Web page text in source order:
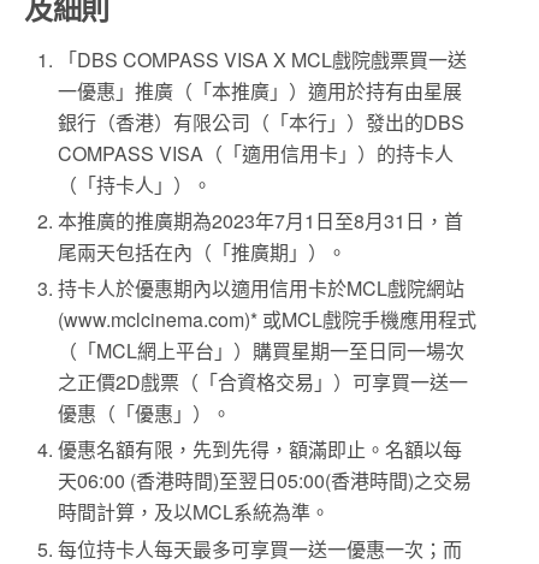
「DBS COMPASS VISA X MCL戲院戲票買一送
一優惠」推廣（「本推廣」）適用於持有由星展
銀行（香港）有限公司（「本行」）發出的DBS
COMPASS VISA（「適用信用卡」）的持卡人
（「持卡人」）。
本推廣的推廣期為2023年7月1日至8月31日，首
尾兩天包括在內（「推廣期」）。
持卡人於優惠期內以適用信用卡於MCL戲院網站
(www.mclcinema.com)* 或MCL戲院手機應用程式
（「MCL網上平台」）購買星期一至日同一場次
之正價2D戲票（「合資格交易」）可享買一送一
優惠（「優惠」）。
優惠名額有限，先到先得，額滿即止。名額以每
天06:00 (香港時間)至翌日05:00(香港時間)之交易
時間計算，及以MCL系統為準。
每位持卡人每天最多可享買一送一優惠一次；而